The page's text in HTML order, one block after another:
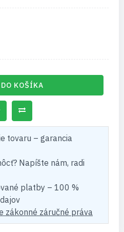
KOŠÍKA
tovaru – garancia
Napíšte nám, radi
platby – 100 %
zákonné záručné práva